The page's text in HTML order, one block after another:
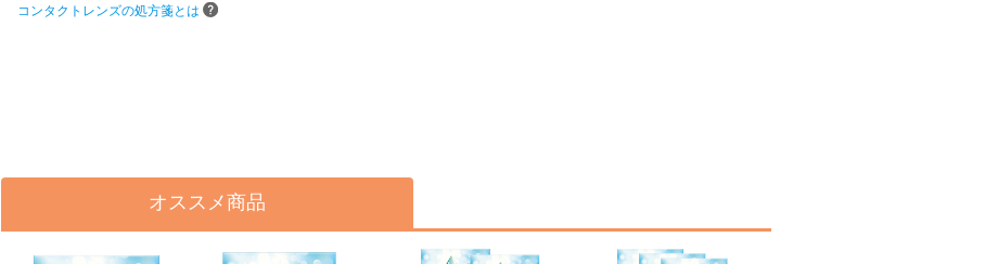
コンタクトレンズの処方箋とは
オススメ商品